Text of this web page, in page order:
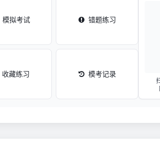
模拟考试 错题练习
收藏练习 模考记录